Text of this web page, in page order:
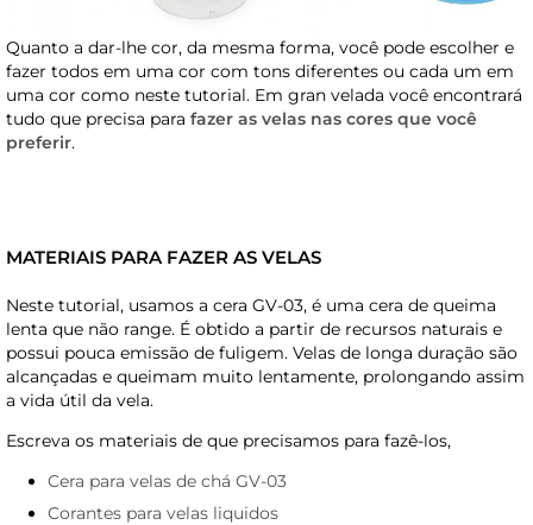
Quanto a dar-lhe cor, da mesma forma, você pode escolher e
fazer todos em uma cor com tons diferentes ou cada um em
uma cor como neste tutorial. Em gran velada você encontrará
tudo que precisa para fazer as velas nas cores que você
preferir.
MATERIAIS PARA FAZER AS VELAS
Neste tutorial, usamos a cera GV-03, é uma cera de queima
lenta que não range. É obtido a partir de recursos naturais e
possui pouca emissão de fuligem. Velas de longa duração são
alcançadas e queimam muito lentamente, prolongando assim
a vida útil da vela.
Escreva os materiais de que precisamos para fazê-los,
Cera para velas de chá GV-03
Corantes para velas liquidos